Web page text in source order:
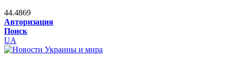
44.4869
Авторизация
Поиск
UA